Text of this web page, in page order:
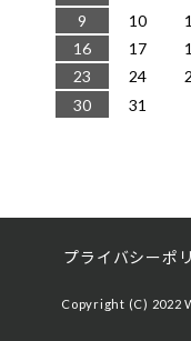
9
10
16
17
23
24
30
31
プライバシーポ
Copyright (C) 2022